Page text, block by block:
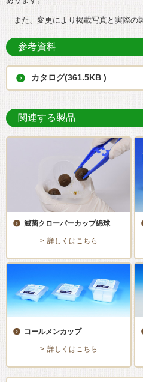
また、変更により掲載写真と実際の
参考資料
カタログ(361.5KB )
関連する製品
滅菌クローバーカップ綿球
詳しくはこちら
コールメンカップ
詳しくはこちら